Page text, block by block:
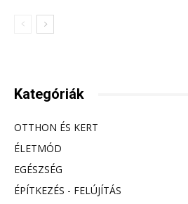
Kategóriák
OTTHON ÉS KERT
ÉLETMÓD
EGÉSZSÉG
ÉPÍTKEZÉS - FELÚJÍTÁS